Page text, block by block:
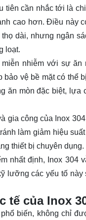
tiên cần nhắc tới là
cao hơn. Điều này
dài, nhưng ngân
loạt.
miễn nhiễm với sự
vệ bề mặt có thể
ăn mòn đặc biệt,
gia công của Inox
làm giảm hiệu
thiết bị chuyên dụng.
nhất định, Inox 304
lưỡng các yếu tố
tế của Inox
phổ biến, không chỉ